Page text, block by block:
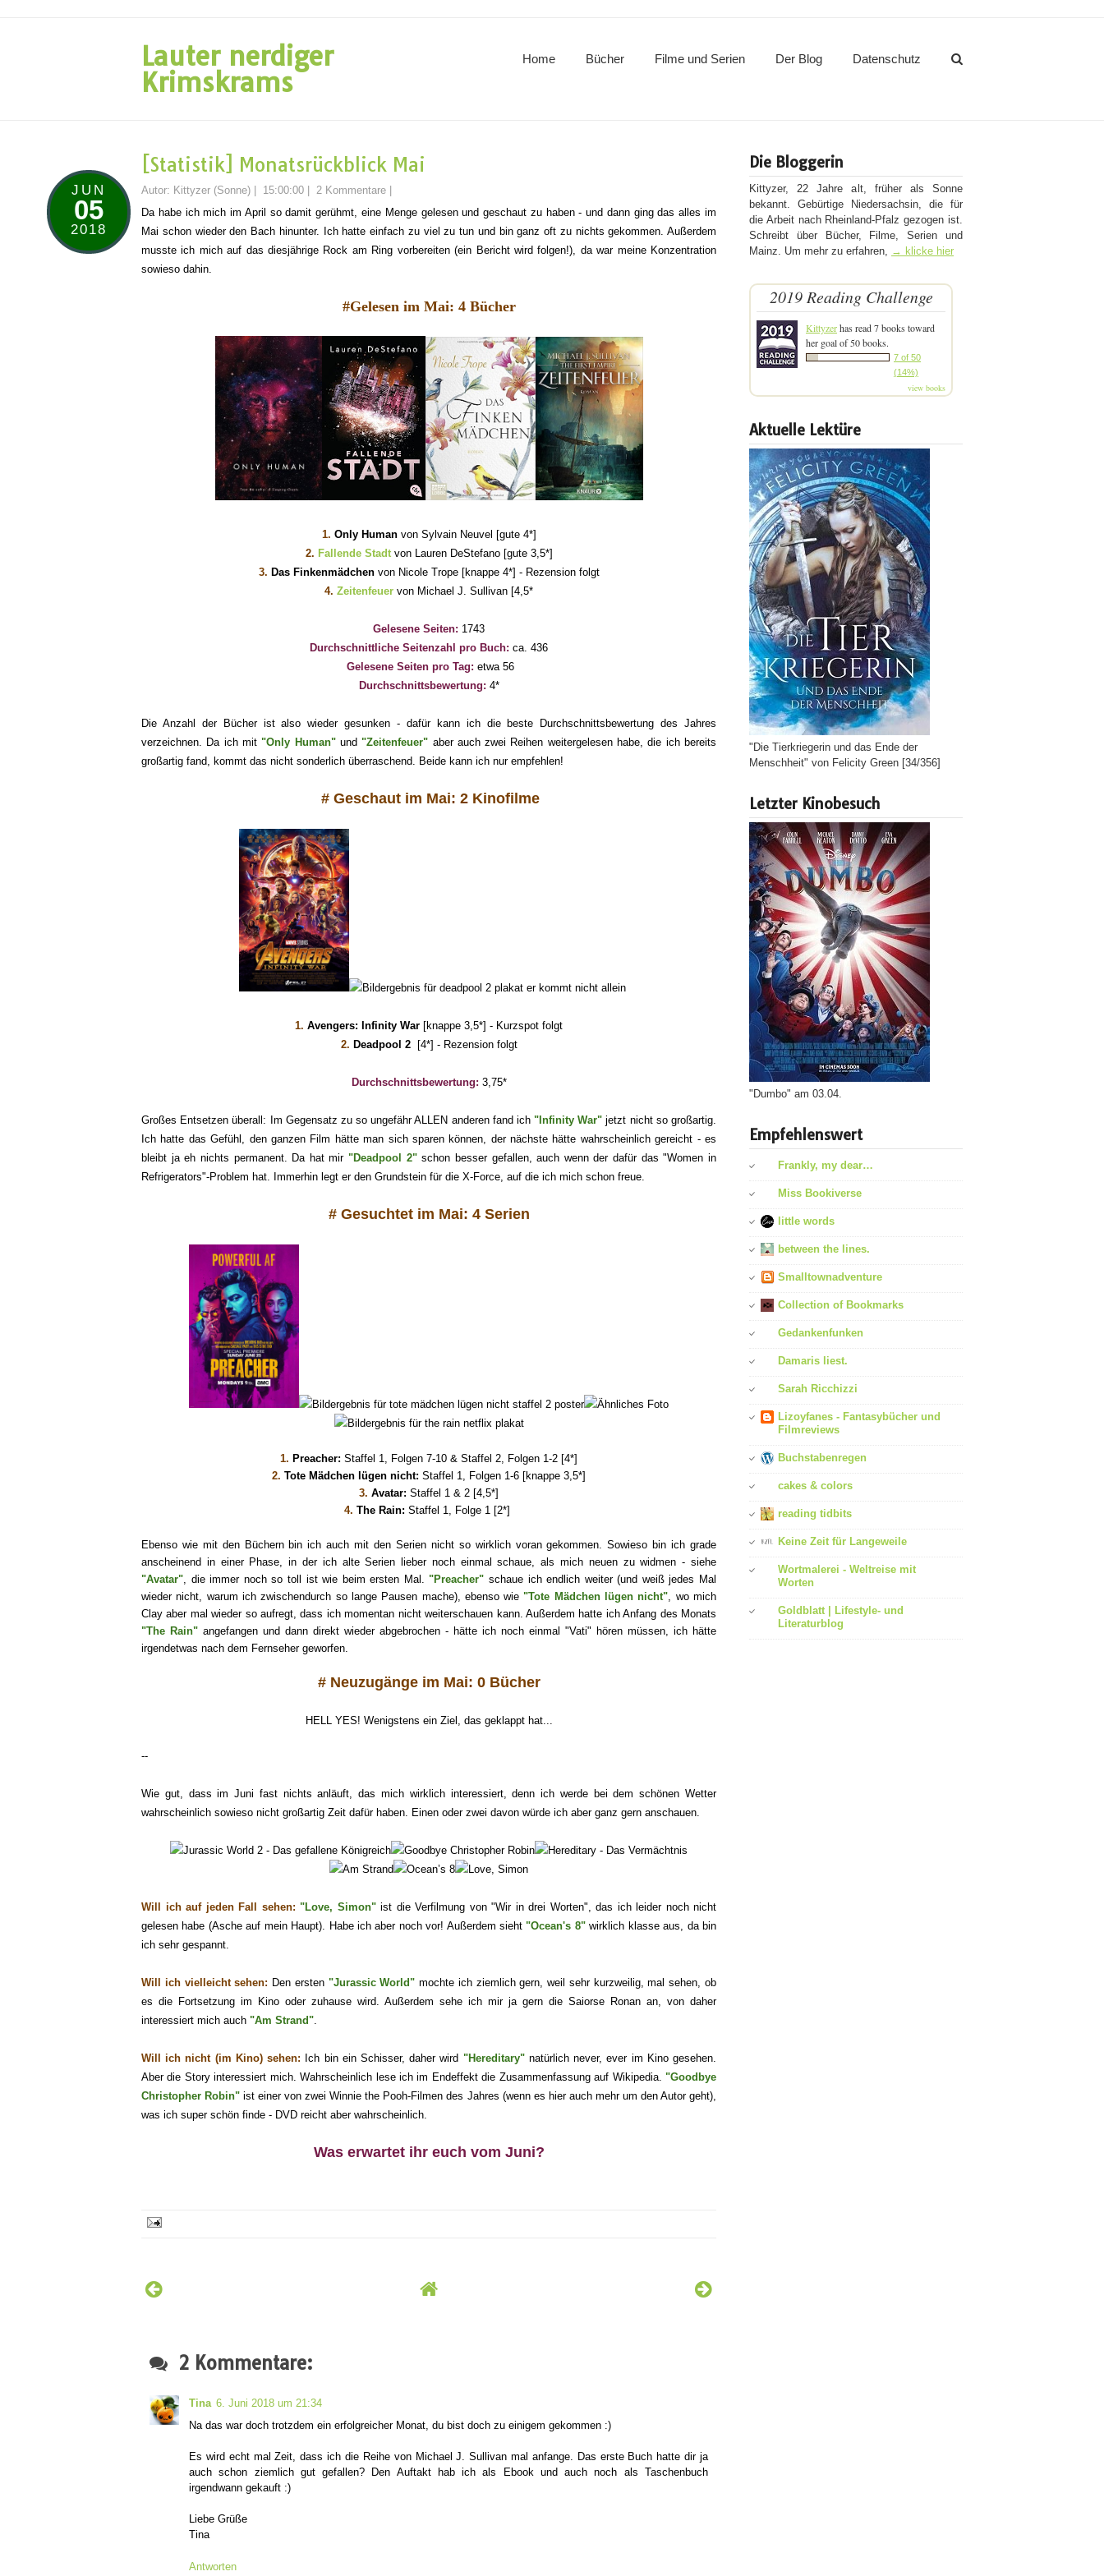
Lauter nerdiger
Krimskrams
Home Bücher Filme und Serien Der Blog Datenschutz
JUN
05
2018
[Statistik] Monatsrückblick Mai
Autor: Kittyzer (Sonne) 15:00:00 2 Kommentare
Da habe ich mich im April so damit gerühmt, eine Menge gelesen und geschaut zu haben - und dann ging das alles im
Mai schon wieder den Bach hinunter. Ich hatte einfach zu viel zu tun und bin ganz oft zu nichts gekommen. Außerdem
musste ich mich auf das diesjährige Rock am Ring vorbereiten (ein Bericht wird folgen!), da war meine Konzentration
sowieso dahin.
#Gelesen im Mai: 4 Bücher
1. Only Human von Sylvain Neuvel [gute 4*]
2. Fallende Stadtvon Lauren DeStefano[gute 3,5*]
3. Das Finkenmädchenvon Nicole Trope[knappe 4*] - Rezension folgt
4. Zeitenfeuer von Michael J. Sullivan [4,5*
Gelesene Seiten: 1743
Durchschnittliche Seitenzahl pro Buch: ca. 436
Gelesene Seiten pro Tag: etwa 56
Durchschnittsbewertung: 4*
Die Anzahl der Bücher ist also wieder gesunken - dafür kann ich die beste Durchschnittsbewertung des Jahres
verzeichnen. Da ich mit"Only Human"und"Zeitenfeuer" aber auch zwei Reihen weitergelesen habe, die ich bereits
großartig fand, kommt das nicht sonderlich überraschend. Beide kann ich nur empfehlen!
# Geschaut im Mai: 2 Kinofilme
1. Avengers: Infinity War [knappe 3,5*] - Kurzspot folgt
2. Deadpool 2[4*] - Rezension folgt
Durchschnittsbewertung: 3,75*
Großes Entsetzen überall: Im Gegensatz zu so ungefähr ALLEN anderenfand ich"Infinity War" jetzt nicht so großartig.
Ich hatte das Gefühl, den ganzen Film hätte man sich sparen können, der nächste hätte wahrscheinlich gereicht - es
bleibt ja eh nichts permanent. Da hat mir"Deadpool 2"schon besser gefallen, auch wenn der dafür das "Women in
Refrigerators"-Problem hat. Immerhin legt er den Grundstein für die X-Force, auf die ich mich schon freue.
# Gesuchtet im Mai: 4Serien
1. Preacher: Staffel 1, Folgen 7-10 & Staffel 2, Folgen 1 -2 [4*]
2. Tote Mädchen lügen nicht: Staffel 1, Folgen 1-6 [knappe 3,5*]
3. Avatar: Staffel 1 & 2 [4,5*]
4. The Rain: Staffel 1, Folge 1 [2*]
Ebenso wie mit den Büchern bin ich auch mit den Serien nicht so wirklich voran gekommen. Sowieso bin ich grade
anscheinend in einer Phase, in der ich alte Serien lieber noch einmal schaue, als mich neuen zu widmen - siehe
"Avatar" , die immer noch so toll ist wie beim ersten Mal."Preacher" schaue ichendlich weiter (und weiß jedes Mal
wieder nicht, warum ich zwischendurch so lange Pausen mache), ebenso wie"Tote Mädchen lügen nicht" , wo mich
Clay aber mal wieder so aufregt, dass ich momentan nicht weiterschauen kann. Außerdem hatte ich Anfang des Monats
"The Rain" angefangen und dann direkt wieder abgebrochen - hätte ich noch einmal "Vati" hören müssen, ich hätte
irgendetwas nach dem Fernseher geworfen.
# Neuzugänge im Mai: 0Bücher
HELL YES! Wenigstens ein Ziel, das geklappt hat...
--
Wie gut, dass im Juni fast nichts anläuft, das mich wirklich interessiert, denn ich werde bei dem schönen Wetter
wahrscheinlich sowieso nicht großartig Zeit dafür haben. Einen oder zwei davon würde ich aber ganz gern anschauen
Will ich auf jeden Fall sehen: "Love, Simon"ist die Verfilmung von "Wir in drei Worten", das ich leider noch nicht
gelesen habe (Asche auf mein Haupt). Habe ich aber noch vor! Außerdem sieht"Ocean's 8"wirklich klasse aus, da bin
ich sehr gespannt.
Will ich vielleicht sehen: Den ersten "Jurassic World" mochte ich ziemlich gern, weil sehr kurzweilig, mal sehen, ob
es die Fortsetzung im Kino oder zuhause wird. Außerdem sehe ich mir ja gern die Saiorse Ronan an, von daher
interessiert mich auch "Am Strand"
Will ichnicht (im Kino)sehen: Ich bin ein Schisser, daher wird "Hereditary"natürlich never, ever im Kino gesehen.
Aber die Story interessiert mich. Wahrscheinlich lese ich im Endeffekt die Zusammenfassung auf Wikipedia. "Goodbye
Christopher Robin" ist einer von zwei Winnie the Pooh-Filmen des Jahres (wenn es hier auch mehr um den Autor geht),
was ic h super schön finde - DVD reicht aber wahrscheinlich.
Was erwartetihr euch vom Juni?
2 Kommentare:
Tina 6. Juni 2018 um 21:34
Na das war doch trotzdem ein erfolgreicher Monat, du bist doch zu einigem gekommen :)
Es wird echt mal Zeit, dass ich die Reihe von Michael J. Sullivan mal anfange. Das erste Buch hatte dir ja
auch schon ziemlich gut gefallen? Den Auftakt hab ich als Ebook und auch noch als Taschenbuch
irgendwann gekauft :)
Liebe Grüße
Tina
Antworten
Die Bloggerin
Kittyzer, 22 Jahre alt, früher als Sonne
bekannt. Gebürtige Niedersachsin, die für
die Arbeit nach Rheinland-Pfalz gezogen ist.
Schreibt über Bücher, Filme, Serien und
Mainz. Um mehr zu erfahren, → klicke hier
2019 Reading Challenge
Kittyzerhas read 7 books toward
her goal of 50 books.
7 of 50
(14%)
view books
Aktuelle Lektüre
"Die Tierkriegerin und das Ende der
Menschheit" von Felicity Green [34/356]
Letzter Kinobesuch
"Dumbo" am 03.04.
Empfehlenswert
Frankly, my dear…
Miss Bookiverse
little words
between the lines.
Smalltownadventure
Collection of Bookmarks
Gedankenfunken
Damaris liest.
Sarah Ricchizzi
Lizoyfanes - Fantasybücher und
Filmreviews
Buchstabenregen
cakes & colors
reading tidbits
Keine Zeit für Langeweile
Wortmalerei - Weltreise mit
Worten
Goldblatt | Lifestyle- und
Literaturblog